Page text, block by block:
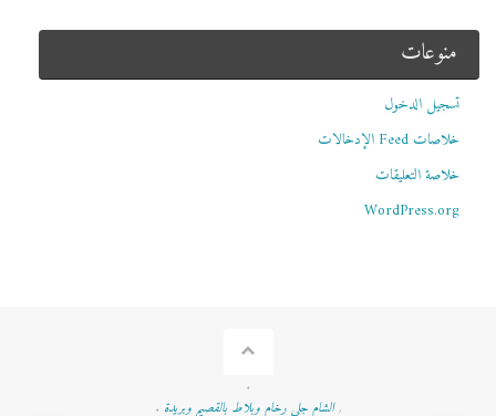
منوعات
تسجيل الدخول
خلاصات Feed الإدخالات
خلاصة التعليقات
WordPress.org
.
,الشام جلي رخام وبلاط بالقصيم وبريدة .